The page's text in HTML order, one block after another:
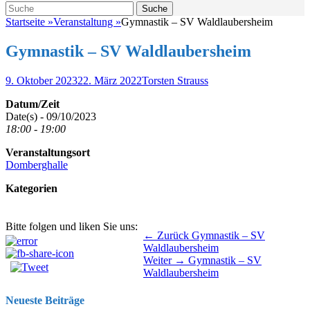
Suche
Suche
nach:
Startseite »Veranstaltung »Gymnastik – SV Waldlaubersheim
Gymnastik – SV Waldlaubersheim
Veröffentlicht
9. Oktober 202322. März 2022Autor
Torsten Strauss
Datum/Zeit
Date(s) - 09/10/2023
18:00 - 19:00
Veranstaltungsort
Domberghalle
Kategorien
Bitte folgen und liken Sie uns:
Beitragsnavigation ← Zurück Vorhergehender
Beitrag:
Gymnastik – SV
Waldlaubersheim
Weiter → Nächster
Beitrag:
Gymnastik – SV
Waldlaubersheim
Neueste Beiträge